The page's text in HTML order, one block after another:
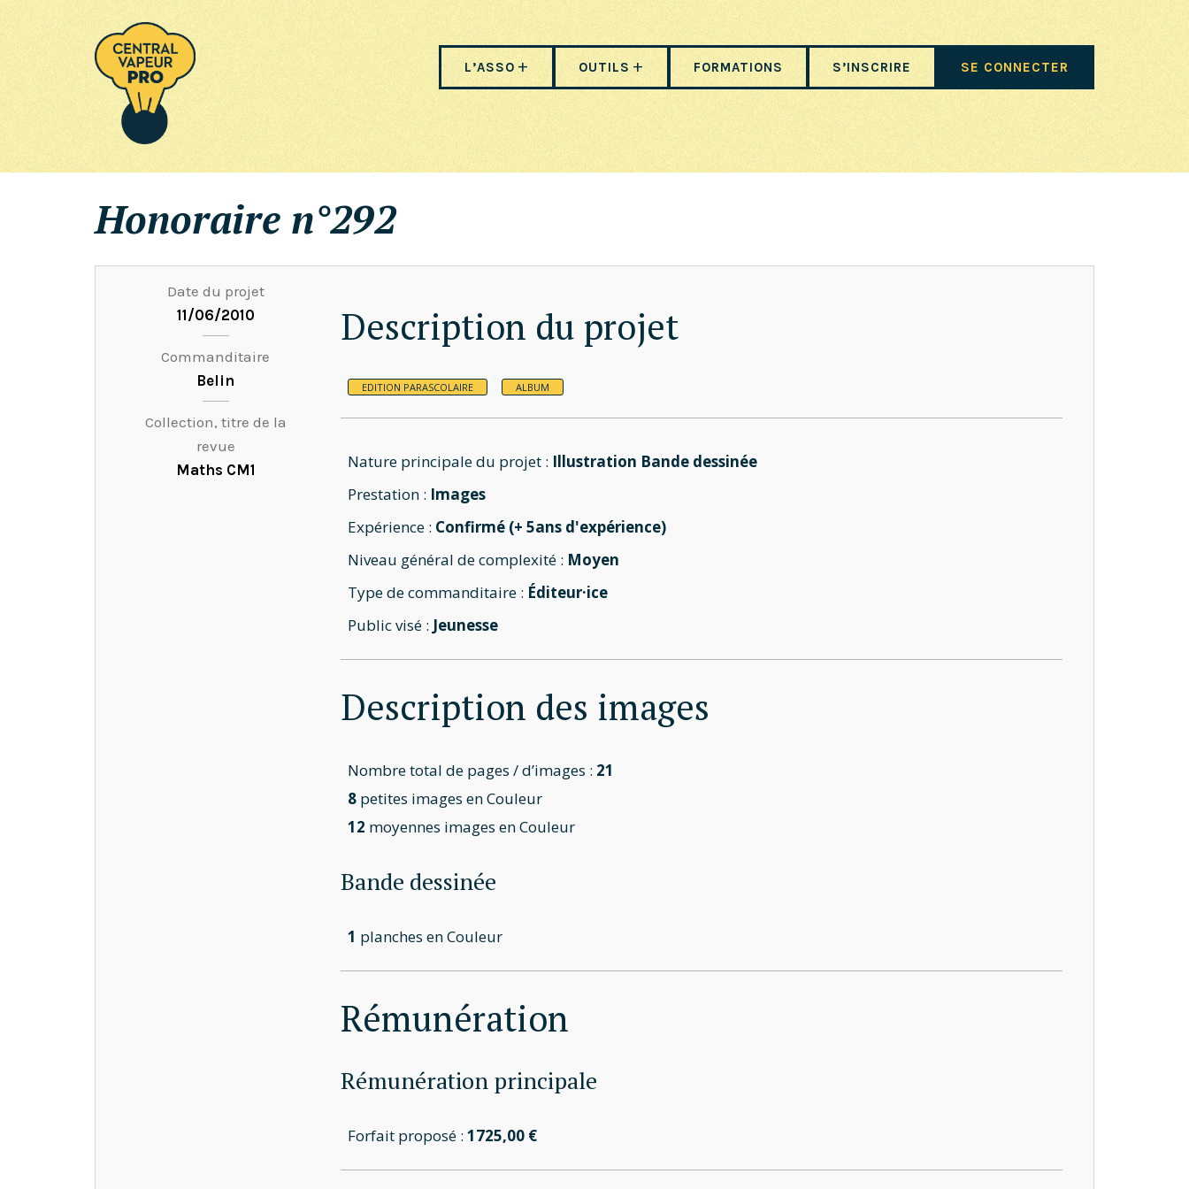
L’ASSO OUTILS FORMATIONS S’INSCRIRE SE CONNECTER
Honoraire n°292
Date du projet
11/06/2010
Commanditaire
Belin
Collection, titre de la
revue
Maths CM1
Description du projet
EDITION PARASCOLAIRE ALBUM
Nature principale du projet : Illustration Bande dessinée
Prestation : Images
Expérience : Confirmé (+ 5ans d'expérience)
Niveau général de complexité : Moyen
Type de commanditaire : Éditeur·ice
Public visé : Jeunesse
Description des images
Nombre total de pages / d’images : 21
8petites images en Couleur
12 moyennes images en Couleur
Bande dessinée
1 planches en Couleur
Rémunération
Rémunération principale
Forfait proposé : 1725,00 €